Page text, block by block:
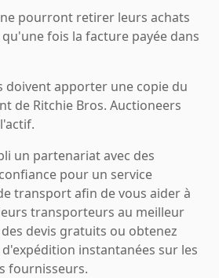
pourront retirer leurs achats
fois la facture payée dans
doivent apporter une copie du
de Ritchie Bros. Auctioneers
un partenariat avec des
pour un service
transport afin de vous aider à
transporteurs au meilleur
devis gratuits ou obtenez
instantanées sur les
fournisseurs.